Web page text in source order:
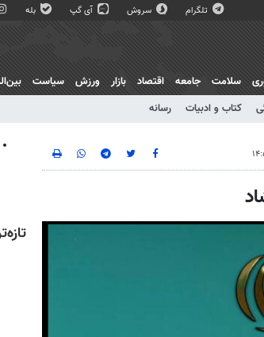
تلگرام سروش آی گپ بله
کتاب و ادبیات رسانه
سلامت جامعه اقتصاد بازار ورزش سیاست